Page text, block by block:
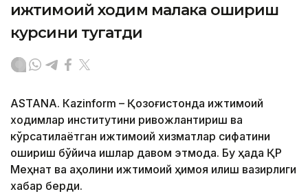
ижтимоий ходим малака ошириш
курсини тугатди
ASTANА. Кazinform – Қозоғистонда ижтимоий
ходимлар институтини ривожлантириш ва
кўрсатилаётган ижтимоий хизматлар сифатини
ошириш бўйича ишлар давом этмоқда. Бу ҳақда ҚР
Меҳнат ва аҳолини ижтимоий ҳимоя қилиш вазирлиги
хабар берди.